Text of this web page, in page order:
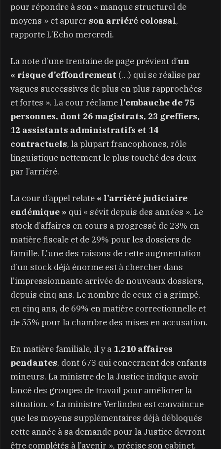
pour répondre à son « manque structurel de
moyens » et apurer son arriéré colossal,
rapporte L’Echo mercredi.
La note d’une trentaine de page prévient d’un
« risque d’effondrement (…) qui se réalise par
vagues successives de plus en plus rapprochées
et fortes ». La cour réclame l’embauche de 75
personnes, dont 26 magistrats, 23 greffiers,
12 assistants administratifs et 14
contractuels, la plupart francophones, rôle
linguistique nettement le plus touché des deux
par l’arriéré.
La cour d’appel relate « l’arriéré judiciaire
endémique » qui « sévit depuis des années ». Le
stock d’affaires en cours a progressé de 23% en
matière fiscale et de 29% pour les dossiers de
famille. L’une des raisons de cette augmentation
d’un stock déjà énorme est à chercher dans
l’impressionnante arrivée de nouveaux dossiers,
depuis cinq ans. Le nombre de ceux-ci a grimpé,
en cinq ans, de 69% en matière correctionnelle et
de 55% pour la chambre des mises en accusation.
En matière familiale, il y a 1.210 affaires
pendantes, dont 673 qui concernent des enfants
mineurs. La ministre de la Justice indique avoir
lancé des groupes de travail pour améliorer la
situation. « La ministre Verlinden est convaincue
que les moyens supplémentaires déjà débloqués
cette année à sa demande pour la Justice devront
être complétés à l’avenir », précise son cabinet.